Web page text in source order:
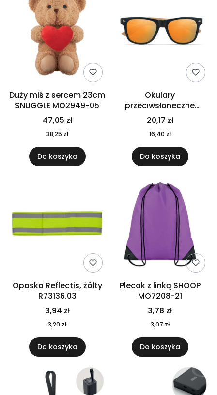
Duży miś z sercem 23cm
SNUGGLE MO2949-05
47,05 zł
38,25 zł
Do koszyka
Okulary
przeciwsłoneczne
CALIFORNIA TOUCH
MO9617-10
20,17 zł
16,40 zł
Do koszyka
Opaska Reflectis, żółty
R73136.03
3,94 zł
3,20 zł
Do koszyka
Plecak z linką SHOOP
MO7208-21
3,78 zł
3,07 zł
Do koszyka